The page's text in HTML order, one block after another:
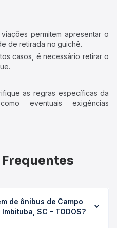
viações permitem apresentar o
de retirada no guichê.
casos, é necessário retirar o
as regras específicas da
eventuais exigências
de ônibus de Campo
SC - TODOS?